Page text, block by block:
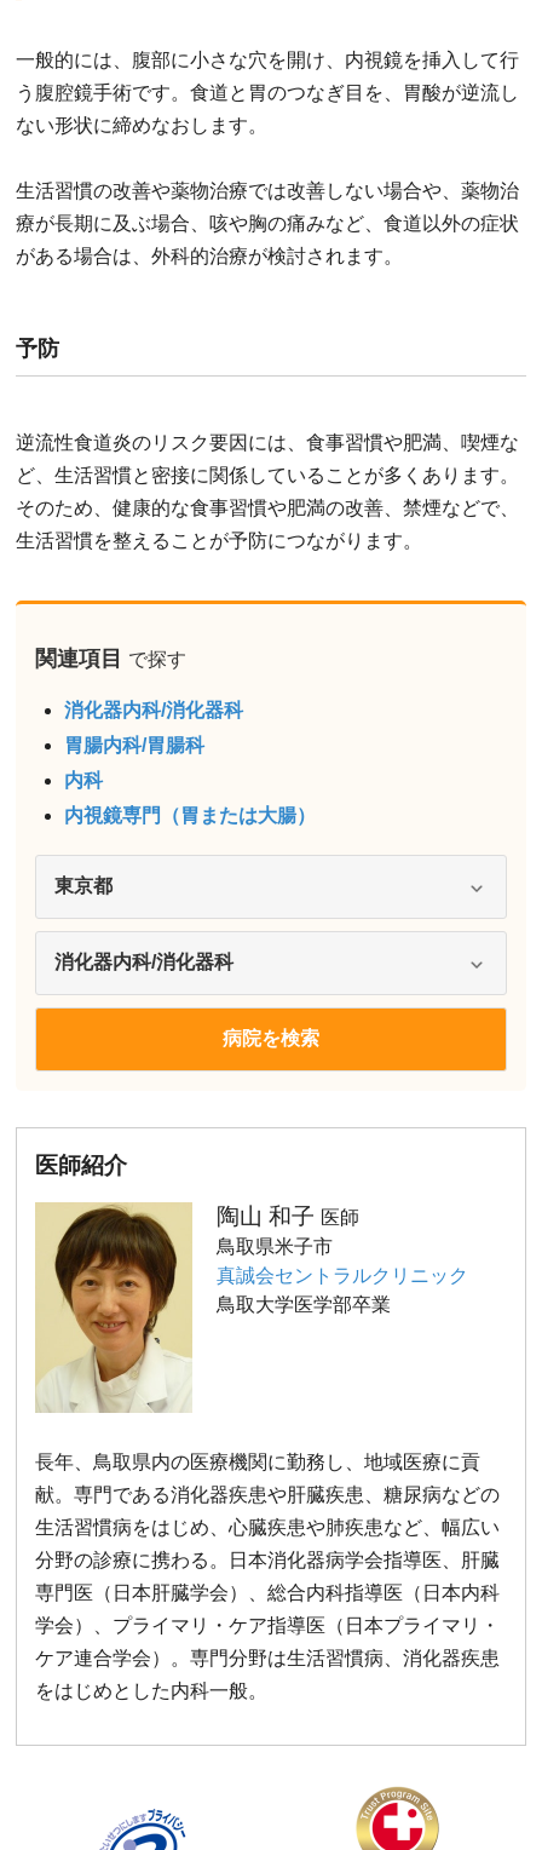
一般的には、腹部に小さな穴を開け、内視鏡を挿入して行
う腹腔鏡手術です。食道と胃のつなぎ目を、胃酸が逆流し
ない形状に締めなおします。
生活習慣の改善や薬物治療では改善しない場合や、薬物治
療が長期に及ぶ場合、咳や胸の痛みなど、食道以外の症状
がある場合は、外科的治療が検討されます。
予防
逆流性食道炎のリスク要因には、食事習慣や肥満、喫煙な
ど、生活習慣と密接に関係していることが多くあります。
そのため、健康的な食事習慣や肥満の改善、禁煙などで、
生活習慣を整えることが予防につながります。
関連項目 で探す
消化器内科/消化器科
胃腸内科/胃腸科
内科
内視鏡専門（胃または大腸）
医師紹介
陶山 和子 医師
鳥取県米子市
真誠会セントラルクリニック
鳥取大学医学部卒業
長年、鳥取県内の医療機関に勤務し、地域医療に貢
献。専門である消化器疾患や肝臓疾患、糖尿病などの
生活習慣病をはじめ、心臓疾患や肺疾患など、幅広い
分野の診療に携わる。日本消化器病学会指導医、肝臓
専門医（日本肝臓学会）、総合内科指導医（日本内科
学会）、プライマリ・ケア指導医（日本プライマリ・
ケア連合学会）。専門分野は生活習慣病、消化器疾患
をはじめとした内科一般。